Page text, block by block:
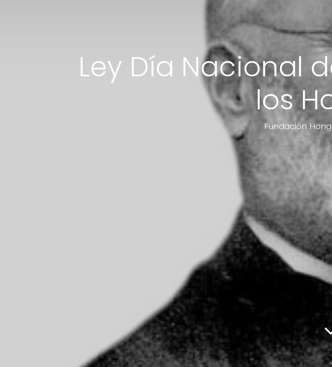
Ley Día Nacional
los
Fundación